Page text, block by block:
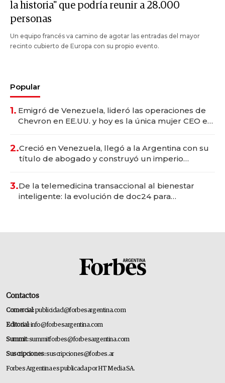
la historia" que podría reunir a 28.000
personas
Un equipo francés va camino de agotar las entradas del mayor
recinto cubierto de Europa con su propio evento.
Popular
1. Emigró de Venezuela, lideró las operaciones de
Chevron en EE.UU. y hoy es la única mujer CEO en
2.Creció en Venezuela, llegó a la Argentina con su
título de abogado y construyó un imperio
3.De la telemedicina transaccional al bienestar
inteligente: la evolución de doc24 para
Contactos
Comercial:publicidad@forbesargentina.com
Editorial:info@forbesargentina.com
Summit:summitforbes@forbesargentina.com
Suscripciones:suscripciones@forbes.ar
Forbes Argentina es publicada por HT Media SA.